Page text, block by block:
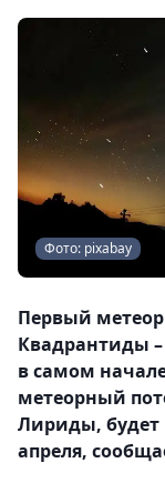
Фото: pixabay
Первый
Квадрантиды
в самом
метеорный
Лириды, будет
апреля,